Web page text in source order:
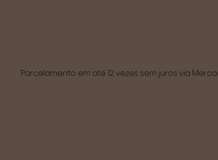
Parcelamento em até 12 vezes sem juros via